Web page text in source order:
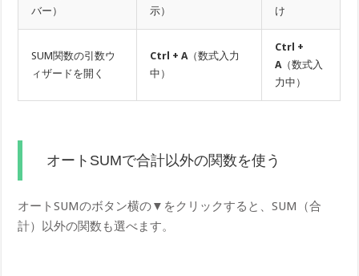
バー）
示）
け
SUM関数の引数ウ
ィザードを開く
Ctrl + A （数式入力
中）
Ctrl +
A （数式入
力中）
オートSUMで合計以外の関数を使う
オートSUMのボタン横の▼をクリックすると、SUM（合
計）以外の関数も選べます。